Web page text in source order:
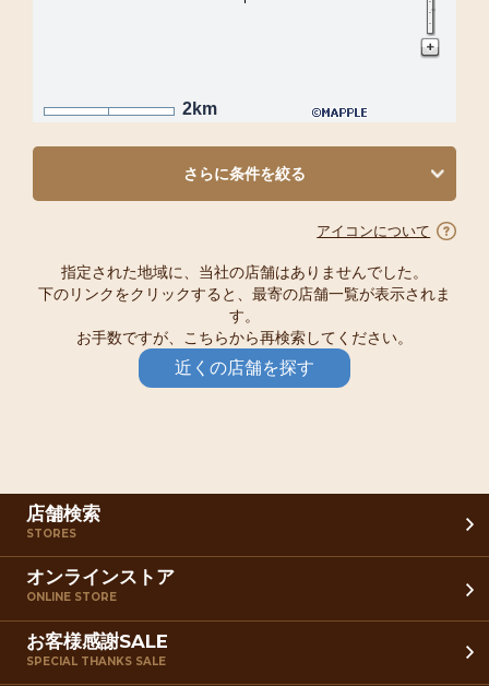
2km
さらに条件を絞る
アイコンについて
指定された地域に、当社の店舗はありませんでした。
下のリンクをクリックすると、最寄の店舗一覧が表示されま
す。
お手数ですが、こちらから再検索してください。
近くの店舗を探す
店舗検索
STORES
オンラインストア
ONLINE STORE
お客様感謝SALE
SPECIAL THANKS SALE